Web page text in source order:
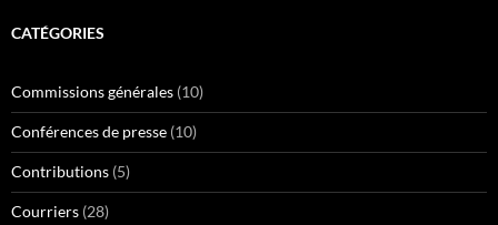
CATÉGORIES
Commissions générales (10)
Conférences de presse (10)
Contributions (5)
Courriers (28)